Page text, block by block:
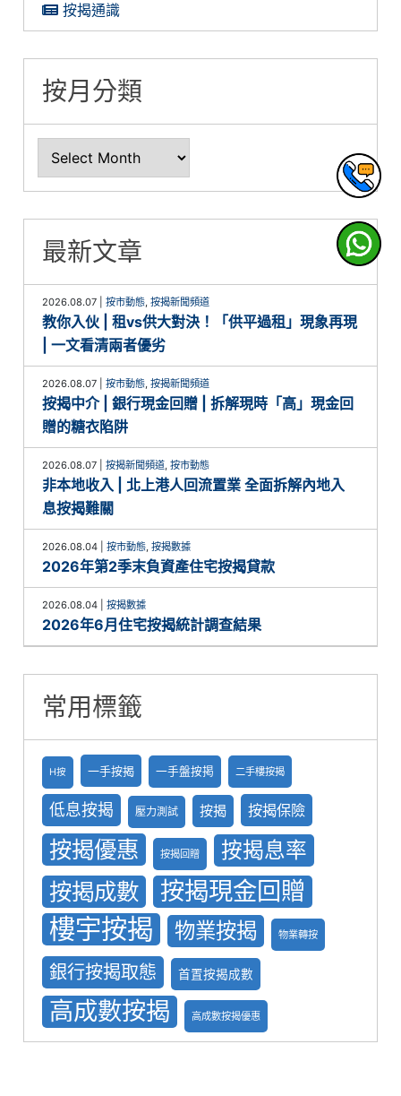
按揭通識
按月分類
最新文章
2026.08.07 |按市動態,按揭新聞頻道
教你入伙 | 租vs供大對決！「供平過租」現象再現
| 一文看清兩者優劣
2026.08.07 |按市動態,按揭新聞頻道
按揭中介 | 銀行現金回贈 | 拆解現時「高」現金回
贈的糖衣陷阱
2026.08.07 |按揭新聞頻道,按市動態
非本地收入 | 北上港人回流置業 全面拆解內地入
息按揭難關
2026.08.04 |按市動態,按揭數據
2026年第2季末負資產住宅按揭貸款
2026.08.04 |按揭數據
2026年6月住宅按揭統計調查結果
常用標籤
H按 一手按揭 一手盤按掲 二手樓按揭
低息按揭 壓力測試 按揭 按揭保險
按揭優惠 按揭回贈 按揭息率
按揭成數 按揭現金回贈
樓宇按揭 物業按揭 物業轉按
銀行按揭取態 首置按揭成數
高成數按揭 高成數按揭優惠